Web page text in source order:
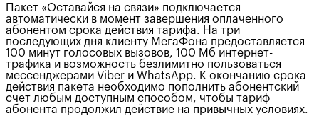
Пакет «Оставайся на связи» подключается
автоматически в момент завершения оплаченного
абонентом срока действия тарифа. На три
последующих дня клиенту МегаФона предоставляется
100 минут голосовых вызовов, 100 Мб интернет-
трафика и возможность безлимитно пользоваться
мессенджерами Viber и WhatsApp. К окончанию срока
действия пакета необходимо пополнить абонентский
счет любым доступным способом, чтобы тариф
абонента продолжил действие на привычных условиях.